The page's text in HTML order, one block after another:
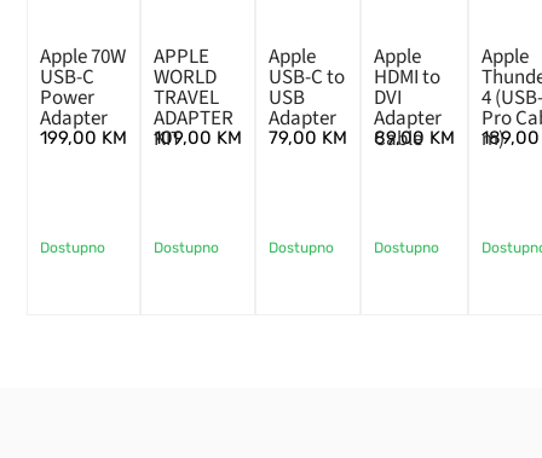
Apple 70W
USB-C
Power
Adapter
199,00 KM
Dostupno
APPLE
WORLD
TRAVEL
ADAPTER
KIT
109,00 KM
Dostupno
Apple
USB-C to
USB
Adapter
79,00 KM
Dostupno
Apple
HDMI to
DVI
Adapter
Cable
89,00 KM
Dostupno
Apple
4
Pro
m)